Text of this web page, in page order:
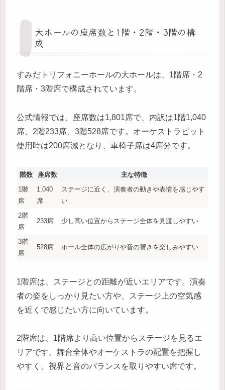
大ホールの座席数と1階・2階・3階の構
成
すみだトリフォニーホールの大ホールは、1階席・2
階席・3階席で構成されています。
公式情報では、座席数は1,801席で、内訳は1階1,040
席、2階233席、3階528席です。オーケストラピット
使用時は200席減となり、車椅子席は4席分です。
階数 座席数
主な特徴
1階
席
1,040
席
ステージに近く、演奏者の動きや表情を感じやす
い
2階
席
233席 少し高い位置からステージ全体を見渡しやすい
3階
席
528席 ホール全体の広がりや音の響きを楽しみやすい
1階席は、ステージとの距離が近いエリアです。演奏
者の姿をしっかり見たい方や、ステージ上の空気感
を近くで感じたい方に向いています。
2階席は、1階席より高い位置からステージを見るエ
リアです。舞台全体やオーケストラの配置を把握し
やすく、視界と音のバランスを取りやすい席です。